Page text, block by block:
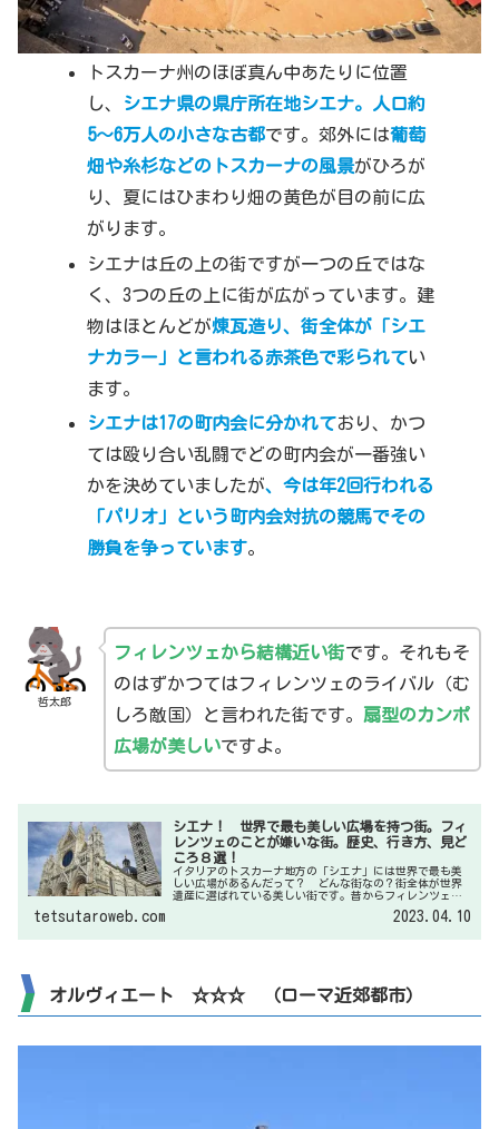
トスカーナ州のほぼ真ん中あたりに位置
し、 シエナ県の県庁所在地シエナ。人口約
5〜6万人の小さな古都です。郊外には葡萄
畑や糸杉などのトスカーナの風景がひろが
り、夏にはひまわり畑の黄色が目の前に広
がります。
シエナは丘の上の街ですが一つの丘ではな
く、3つの丘の上に街が広がっています。建
物はほとんどが煉瓦造り、街全体が「シエ
ナカラー」と言われる赤茶色で彩られてい
ます。
シエナは17の町内会に分かれており、かつ
ては殴り合い乱闘でどの町内会が一番強い
かを決めていましたが、今は年2回行われる
「パリオ」という町内会対抗の競馬でその
勝負を争っています。
哲太郎
フィレンツェから結構近い街です。それもそ
のはずかつてはフィレンツェのライバル（む
しろ敵国）と言われた街です。 扇型のカンポ
広場が美しいですよ。
シエナ！ 世界で最も美しい広場を持つ街。フィ
レンツェのことが嫌いな街。歴史、行き方、見ど
ころ８選！
イタリアのトスカーナ地方の「シエナ」には世界で最も美
しい広場があるんだって？ どんな街なの？街全体が世界
遺産に選ばれている美しい街です。昔からフィレンツェと
よ。歴史、行き方、見どころを紹介しますね。
tetsutaroweb.com 2023.04.10
オルヴィエート ☆☆☆ （ローマ近郊都市）